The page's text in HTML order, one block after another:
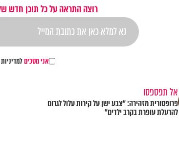
רוצה התראה על כל תוכן חדש
אני מסכים
אל תפספסו
פרופסורית מזהירה: "צבע ישן על קירות עלול לגרום
להרעלת עופרת בקרב ילדים"